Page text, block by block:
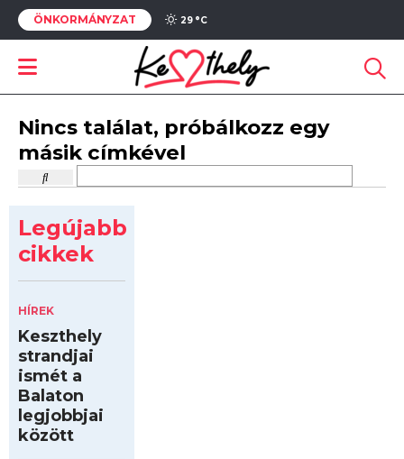
ÖNKORMÁNYZAT 29 °C
Nincs találat, próbálkozz egy
másik címkével
Legújabb
cikkek
HÍREK
Keszthely
strandjai
ismét a
Balaton
legjobbjai
között